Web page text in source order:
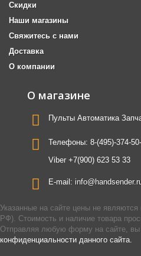
Скидки
Наши магазины
Свяжитесь с нами
Доставка
О компании
О магазине
Пульты Автоматика
Телефоны: 8-(495)-374-
Viber +7(900) 623 53 33
E-mail:
Указанные на сайте цены не
РФ). Стоимость и наличие товара
Отправляя любую форму на сайте, вы
конфиденциальности данного сайта.